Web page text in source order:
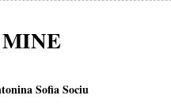
Sofia Sociu